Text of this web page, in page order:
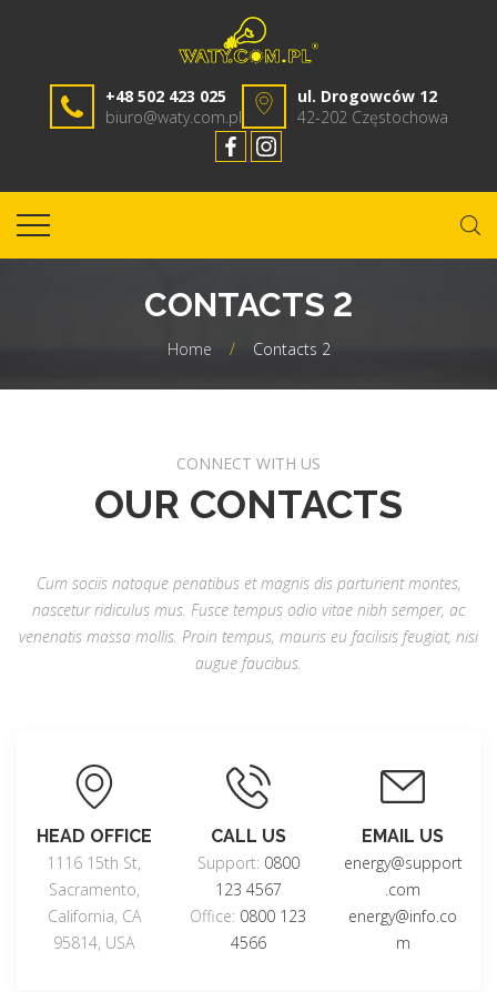
+48 502 423 025
biuro@waty.com.pl
ul. Drogowców 12
42-202 Częstochowa
CONTACTS 2
Home / Contacts 2
CONNECT WITH US
OUR CONTACTS
Cum sociis natoque penatibus et magnis dis parturient montes,
nascetur ridiculus mus. Fusce tempus odio vitae nibh semper, ac
venenatis massa mollis. Proin tempus, mauris eu facilisis feugiat, nisi
augue faucibus.
HEAD OFFICE
1116 15th St,
Sacramento,
California, CA
95814, USA
CALL US
Support: 0800
123 4567
Office: 0800 123
4566
EMAIL US
energy@support
.com
energy@info.co
m